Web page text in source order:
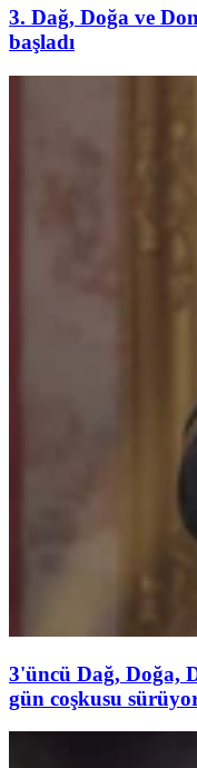
3. Dağ, Doğa ve
başladı
3'üncü Dağ, Doğa,
gün coşkusu